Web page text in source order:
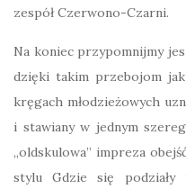
zespół Czerwono-Czarni.
Na koniec przypomnijmy
dzięki takim przebojom
kręgach młodzieżowych
i stawiany w jednym
„oldskulowa” impreza
stylu Gdzie się podziały